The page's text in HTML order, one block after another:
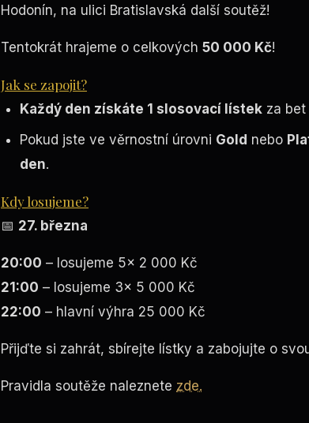
Hodonín, na ulici Bratislavská další soutěž!
Tentokrát hrajeme o celkových 50 000 Kč!
Jak se zapojit?
Každý den získáte 1 slosovací lístek za
Pokud jste ve věrnostní úrovni Gold nebo
den.
Kdy losujeme?
📅 27. března
20:00 – losujeme 5× 2 000 Kč
21:00 – losujeme 3× 5 000 Kč
22:00 – hlavní výhra 25 000 Kč
Přijďte si zahrát, sbírejte lístky a zabojujte o
Pravidla soutěže naleznete zde.